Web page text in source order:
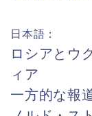
日本語：
ロシアとウ
ィア
一方的な報